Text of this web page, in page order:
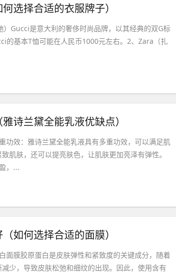
选择合适的衣服牌子）
Gucci是意大利的奢侈时尚品牌，以其经典的双G标
的基本T恤可能在人民币1000元左右。2、Zara（扎
诗兰黛全能乳液优缺点）
功效：雅诗兰黛全能乳液具有多重功效，可以满足肌
肌肤，还可以提亮肤色，让肌肤更加亮泽有弹性。
，...
如何选择合适的面膜）
面膜胶原蛋白是皮肤弹性和紧致度的关键成分，随着
少，导致皮肤松弛和细纹的出现。因此，使用含有